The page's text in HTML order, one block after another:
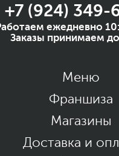
+7 (924) 349-
ежедневно
Заказы принимаем
Меню
Франшиза
Магазины
Доставка и